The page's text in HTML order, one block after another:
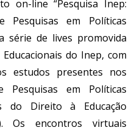
on-line “Pesquisa Inep:
Pesquisas em Políticas
série de lives promovida
do Inep, com
estudos presentes nos
Pesquisas em Políticas
do Direito à Educação
Os encontros virtuais